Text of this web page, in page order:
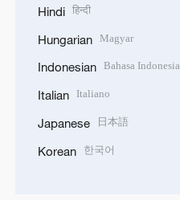
Hindi हिन्दी
Hungarian Magyar
Indonesian Bahasa Indonesia
Italian Italiano
Japanese 日本語
Korean 한국어